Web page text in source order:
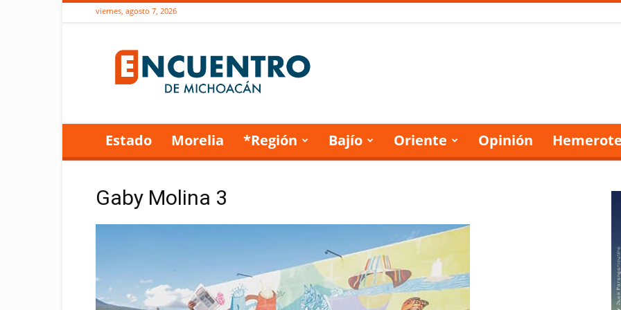
viernes, agosto 7, 2026
de
Michoacán
Estado Morelia *Región Bajío Oriente Opinión
Gaby Molina 3